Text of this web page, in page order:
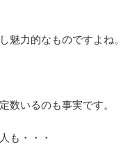
魅力的なものですよね。
数いるのも事実です。
も・・・